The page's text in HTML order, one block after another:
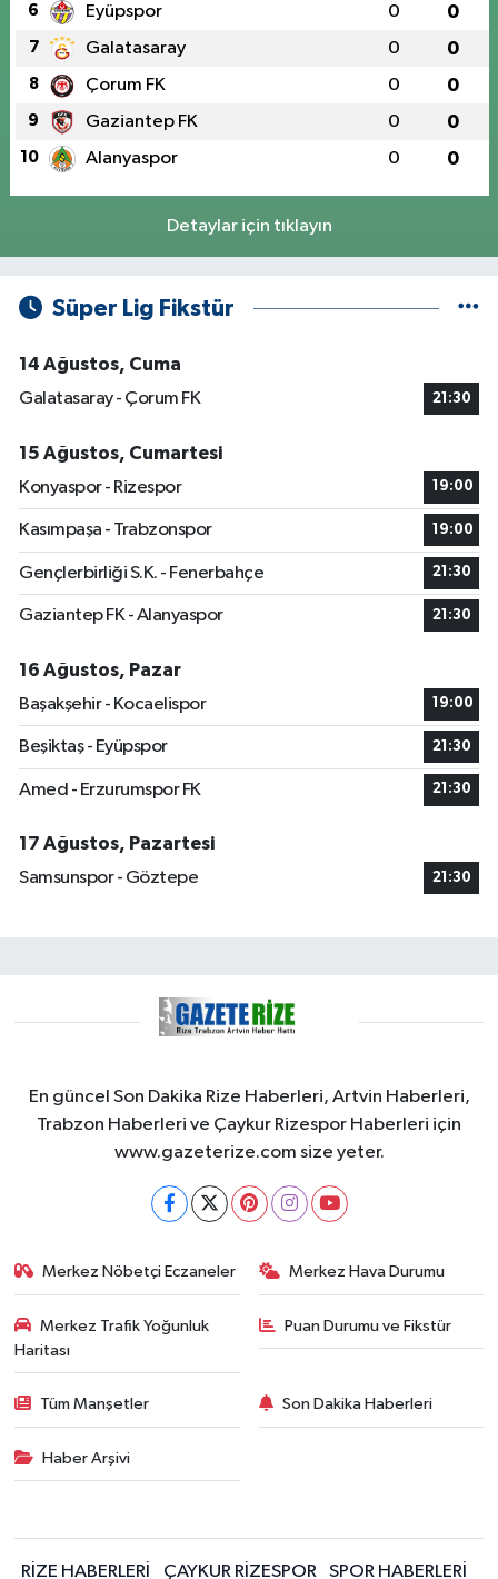
6 Eyüpspor 0 0
7 Galatasaray 0 0
8 Çorum FK 0 0
9 Gaziantep FK 0 0
10 Alanyaspor 0 0
Detaylar için tıklayın
Süper Lig Fikstür
14 Ağustos, Cuma
Galatasaray - Çorum FK
21:30
15 Ağustos, Cumartesi
Konyaspor - Rizespor
19:00
Kasımpaşa - Trabzonspor 19:00
Gençlerbirliği S.K. - Fenerbahçe 21:30
Gaziantep FK - Alanyaspor 21:30
16 Ağustos, Pazar
Başakşehir - Kocaelispor
19:00
Beşiktaş - Eyüpspor 21:30
Amed - Erzurumspor FK 21:30
17 Ağustos, Pazartesi
Samsunspor - Göztepe
21:30
En güncel Son Dakika Rize Haberleri, Artvin Haberleri,
Trabzon Haberleri ve Çaykur Rizespor Haberleri için
www.gazeterize.com size yeter.
Merkez Nöbetçi Eczaneler Merkez Hava Durumu
Merkez Trafik Yoğunluk
Haritası
Puan Durumu ve Fikstür
Tüm Manşetler Son Dakika Haberleri
Haber Arşivi
RİZE HABERLERİ ÇAYKUR RİZESPOR SPOR HABERLERİ